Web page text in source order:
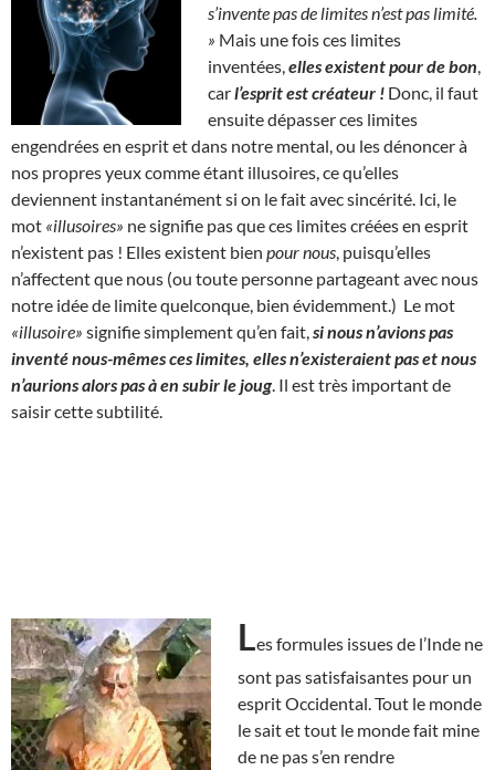
s’invente pas de limites n’est pas limité.
» Mais une fois ces limites
inventées, elles existent pour de bon
carl’esprit est créateur ! Donc, il faut
ensuite dépasser ces limites
engendrées en esprit et dans notre mental, ou les dénoncer à
nos propres yeux comme étant illusoires, ce qu’elles
deviennent instantanément si on le fait avec sincérité. Ici, le
mot «illusoires» ne signifie pas que ces limites créées en esprit
n’existent pas ! Elles existent bien pour nous , puisqu’elles
n’affectent que nous (ou toute personne partageant avec nous
notre idée de limite quelconque, bien évidemment.) Le mot
«illusoire» signifie simplement qu’en fait, si nous n’avions pas
inventé nous-mêmes ces limites, elles n’existeraient pas et nous
n’aurions alors pas à en subir le joug . Il est très important de
saisir cette subtilité.
Les formules issues de l’Inde ne
sont pas satisfaisantes pour un
esprit Occidental. Tout le monde
le sait et tout le monde fait mine
de ne pas s’en rendre